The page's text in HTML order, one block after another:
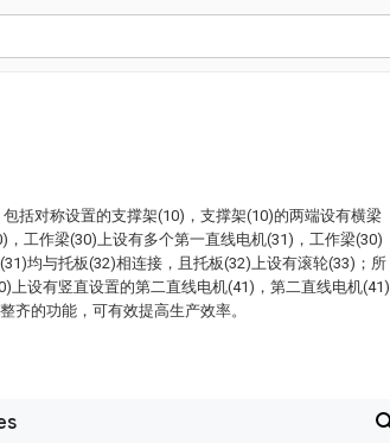
括对称设置的支撑架(10)，支撑架(10)的两端设有横梁
工作梁(30)上设有多个第一直线电机(31)，工作梁(30)
均与托板(32)相连接，且托板(32)上设有滚轮(33)；所
上设有竖直设置的第二直线电机(41)，第二直线电机(41)
齐的功能，可有效提高生产效率。